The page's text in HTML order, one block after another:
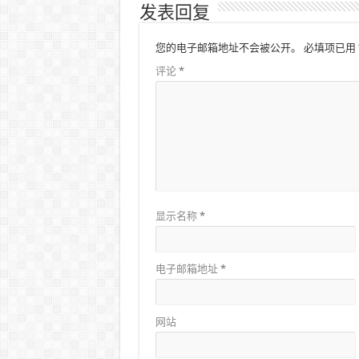
发表回复
您的电子邮箱地址不会被公开。 必填项已用
评论 *
显示名称 *
电子邮箱地址 *
网站